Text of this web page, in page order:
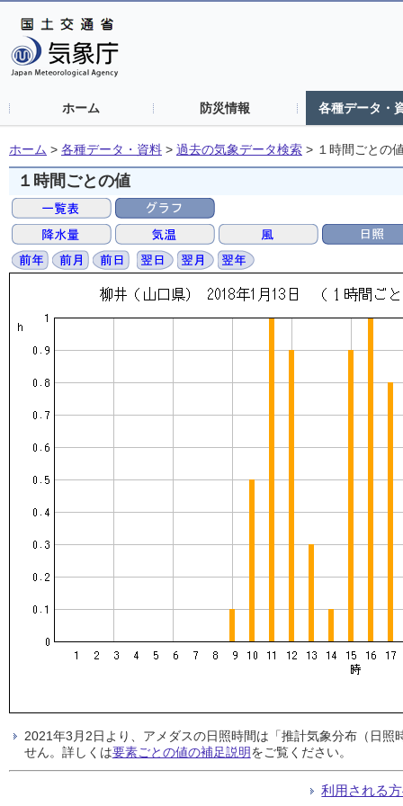
ホーム 防災情報 各種データ・
ホーム > 各種データ・資料 > 過去の気象データ検索 > １時間ごとの
１時間ごとの値
2021年3月2日より、アメダスの日照時間は「推計気象分布（日
せん。詳しくは要素ごとの値の補足説明をご覧ください。
利用される